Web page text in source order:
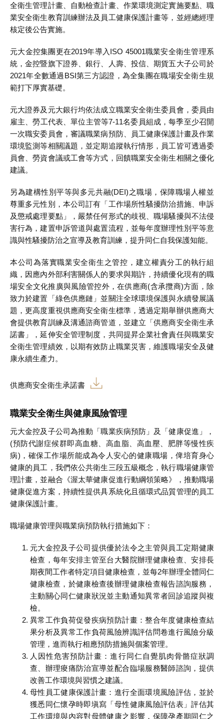
全衛生管理計畫、自動檢查計畫、作業環境測定實施要點、職
業安全衛生教育訓練辦法及員工健康保護計畫等，並經總經理
核定後公告實施。
元大金控集團更在2019年導入ISO 45001職業安全衛生管理系
統，金控暨旗下證券、銀行、人壽、投信、期貨五大子公司於
2021年全數通過BSI第三方認證，為全集團在職場安全衛生規
範打下厚實基礎。
元大證券及元大銀行均依法成立職業安全衛生委員會，委員由
雇主、勞工代表、單位主管等7-11名委員組成，每季至少召開
一次職安委員會，審議職業病預防、員工健康保護計畫及作業
環境監測等相關議題，並定期追蹤執行情形，員工皆可透過委
員會、勞資會議或工會等方式，回饋職業安全衛生相關之優化
建議。
另為建構性別平等與多元共融(DEI)之職場，保障職場人權並
尊重多元性別，本公司訂有「工作場所性騷擾防治措施、申訴
及懲戒處理要點」，嚴禁任何形式的歧視、職場騷擾與不法侵
害行為，建置申訴管道與處置流程，並每年度辦理性別平等意
識與性騷擾防治之宣導及教育訓練，提升同仁自我保護知能。
本公司為落實職業安全衛生之管控，建立權責分工的執行組
織，因應內外部利害關係人的要求與期許，持續優化現有的職
場安全文化推廣與風險管控外，在供應商(含承攬商)方面，除
致力於建置「綠色供應鏈」並關注全球環境保護與永續發展議
題，更高度重視供應商安全衛生標準，透過定期舉辦供應商大
會提供教育訓練及溝通諮商管道，並建立「供應商安全衛生承
諾書」，延伸安全管理制度，共同提昇企業社會責任與職業安
全衛生管理績效，以期有效防止職業災害，維護職場安全及健
康永續生產力。
供應商安全衛生承諾書
職業安全衛生與健康風險管理
元大金控及子公司為推動「職業疾病預防」及「健康促進」，
(預防代謝症候群即高血糖、高血脂、高血壓、肥胖等慢性疾
病)，確保工作場所能成為令人安心的健康職場，俾培育身心
健康的員工，我們依公共衛生三段五級概念，執行職場健康管
理計畫，並融合《渥太華健康促進行動綱領策略》，推動職場
健康促進方案，持續性提供具系統化且循環式品質管理的員工
健康保護計畫。
職場健康管理與職業病預防執行措施如下：
元大金控及子公司提供優於法令之主管與員工定期健康
檢查，每年安排主管至台大醫院辦理健康檢查、安排長
期夜間工作者特定項目健康檢查，並每2年辦理全體同仁
健康檢查，於健康檢查後辦理健康檢查報告諮詢服務，
主動關心同仁健康狀況並主動通知異常者回診追蹤與複
檢。
異常工作負荷促發疾病預防計畫：整合年度健康檢查結
果分析及異常工作負荷風險辨識評估問卷進行風險分級
管理，進而執行相應預防措施與個案管理。
人因性危害預防計畫：進行同仁自覺肌肉骨骼症狀調
查、辦理痠痛防治宣導並配合臨場服務醫師諮詢，提供
改善工作環境與習慣之建議。
母性員工健康保護計畫：進行全面環境風險評估，並於
獲悉同仁懷孕時即塡寫「母性健康風險評估表」評估其
工作環境與內容對母體健康之影響，保障孕產期同仁之